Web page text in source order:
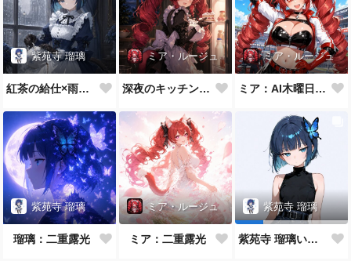
紫苑寺 瑠璃
紅茶の給仕×雨の午後
ミア・ルージュ
深夜のキッチン×こっそりおつまみ
ミア・ルージュ
ミア：AI木曜日のRQ
紫苑寺 瑠璃
瑠璃：二重露光
ミア・ルージュ
ミア：二重露光
紫苑寺 瑠璃
紫苑寺 瑠璃いろいろ